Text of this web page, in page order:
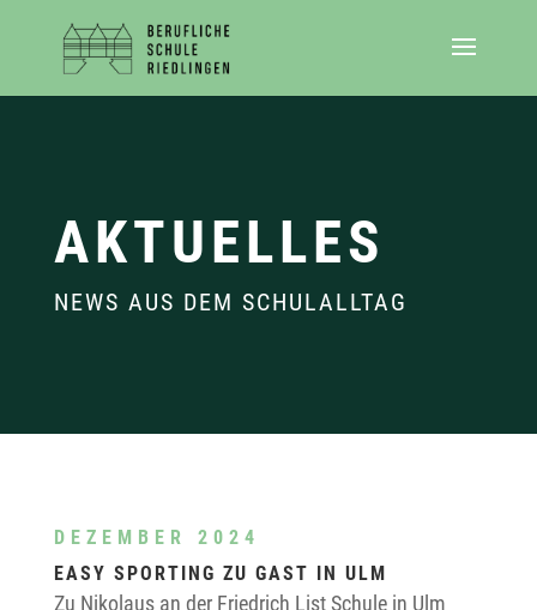
AKTUELLES
NEWS AUS DEM SCHULALLTAG
DEZEMBER 2024
EASY SPORTING ZU GAST IN ULM
Zu Nikolaus an der Friedrich List Schule in Ulm